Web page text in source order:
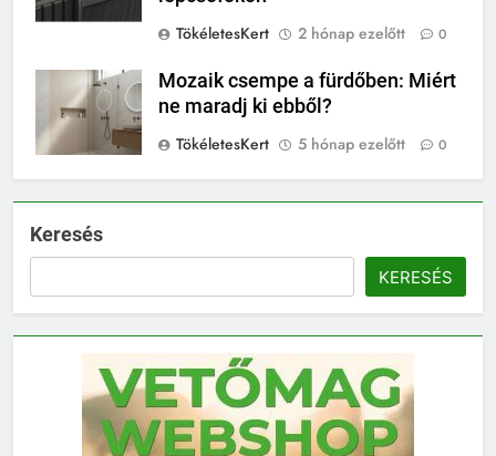
TökéletesKert
2 hónap ezelőtt 0
Mozaik csempe a fürdőben: Miért
ne maradj ki ebből?
TökéletesKert
5 hónap ezelőtt 0
Keresés
KERESÉS